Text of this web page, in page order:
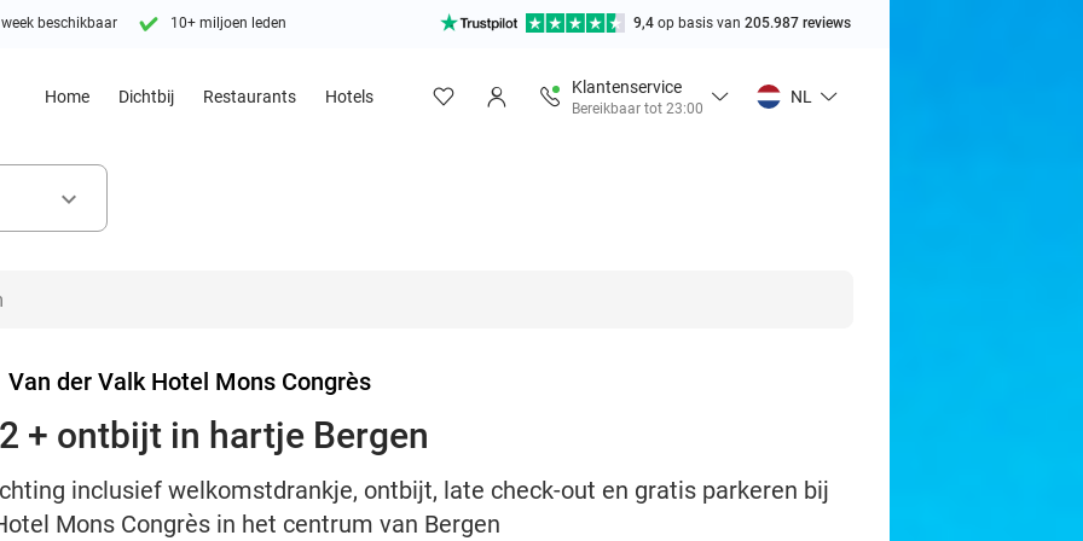
beschikbaar 10+ miljoen leden 9,4 op basis van 205.987 reviews
Home Dichtbij Restaurants Hotels
Klantenservice
Bereikbaar tot 23:00
NL
keyboard_arrow_down
Van der Valk Hotel Mons Congrès
+ ontbijt in hartje Bergen
inclusief welkomstdrankje, ontbijt, late check-out en gratis parkeren bij
Mons Congrès in het centrum van Bergen